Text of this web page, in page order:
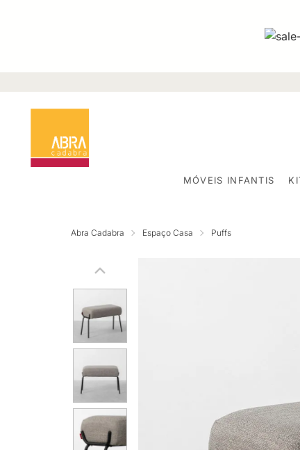
MÓVEIS INFANTIS
Abra Cadabra Espaço Casa Puffs